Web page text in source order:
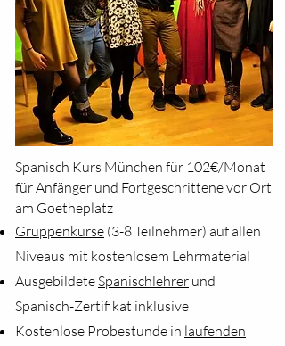
Spanisch Kurs München für 102€/Monat
für Anfänger und Fortgeschrittene vor Ort
am Goetheplatz
Gruppenkurse (3-8 Teilnehmer) auf allen
Niveaus mit kostenlosem Lehrmaterial
AusgebildeteSpanischlehrer und
Spanisch-Zertifikat inklusive
Kostenlose Probestunde in laufenden